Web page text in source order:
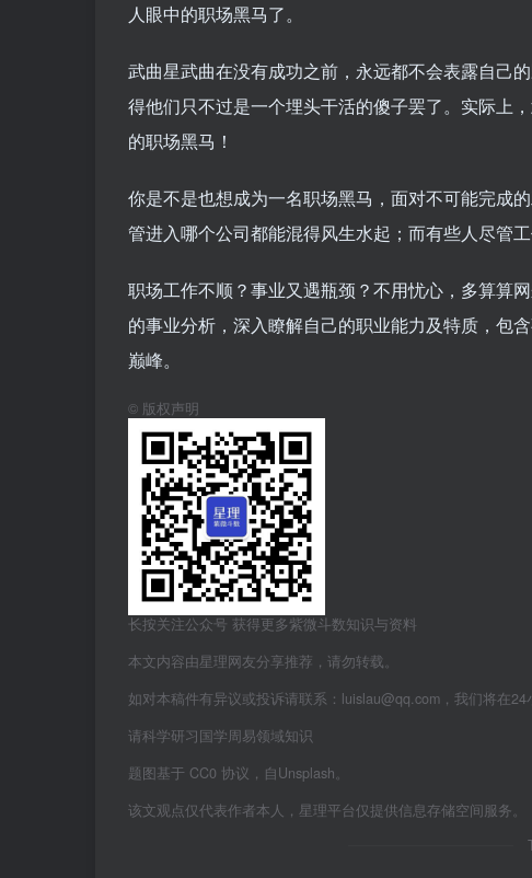
人眼中的职场黑马了。
武曲星武曲在没有成功之前，永远都不会表露自己
得他们只不过是一个埋头干活的傻子罢了。实际上
的职场黑马！
你是不是也想成为一名职场黑马，面对不可能完成
管进入哪个公司都能混得风生水起；而有些人尽管工
职场工作不顺？事业又遇瓶颈？不用忧心，多算算
的事业分析，深入瞭解自己的职业能力及特质，包
巅峰。
© 版权声明
长按关注公众号 获得更多紫微斗数知识与资料
本文内容由星理网友分享推荐，请勿转载。
如对本稿件有异议或投诉请联系：luislau@qq.com，我们将在24
请科学研习国学周易领域知识
题图基于 CC0 协议，自Unsplash。
该文观点仅代表作者本人，星理平台仅提供信息存储空间服务。